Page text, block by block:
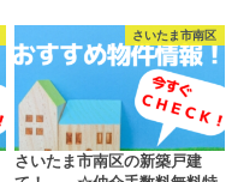
さいたま市南区
さいたま市南区の新築戸建